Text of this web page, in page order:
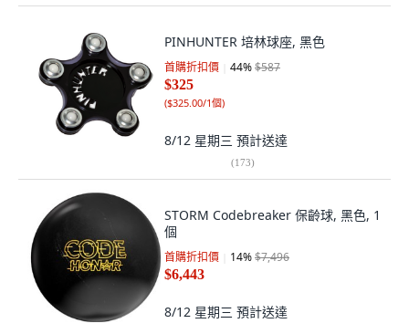
PINHUNTER 培林球座, 黑色
首購折扣價 44%$587
$325
($325.00/1個)
8/12 星期三 預計送達
(173)
STORM Codebreaker 保齡球, 黑色, 1
個
首購折扣價 14%$7,496
$6,443
8/12 星期三 預計送達